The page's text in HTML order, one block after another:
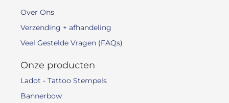
Over Ons
Verzending + afhandeling
Veel Gestelde Vragen (FAQs)
Onze producten
Ladot - Tattoo Stempels
Bannerbow